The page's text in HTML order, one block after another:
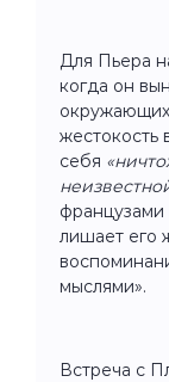
Для Пьера
когда он
жестокость
себя
французами
лишает его
мыслями».
Встреча с